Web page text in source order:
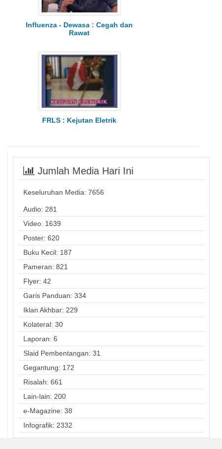
Influenza - Dewasa : Cegah dan
Rawat
FRLS : Kejutan Eletrik
Jumlah Media Hari Ini
Keseluruhan Media: 7656
Audio: 281
Video: 1639
Poster: 620
Buku Kecil: 187
Pameran: 821
Flyer: 42
Garis Panduan: 334
Iklan Akhbar: 229
Kolateral: 30
Laporan: 6
Slaid Pembentangan: 31
Gegantung: 172
Risalah: 661
Lain-lain: 200
e-Magazine: 38
Infografik: 2332